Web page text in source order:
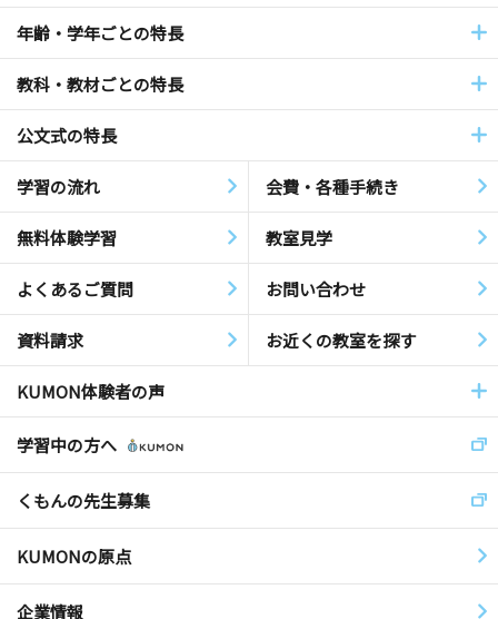
年齢・学年ごとの特長
教科・教材ごとの特長
公文式の特長
学習の流れ 会費・各種手続き
無料体験学習 教室見学
よくあるご質問 お問い合わせ
資料請求 お近くの教室を探す
KUMON体験者の声
学習中の方へ
くもんの先生募集
KUMONの原点
企業情報